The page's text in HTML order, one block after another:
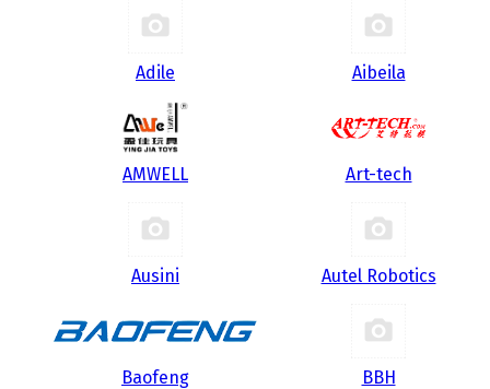
Adile Aibeila
AMWELL Art-tech
Ausini Autel Robotics
Baofeng BBH